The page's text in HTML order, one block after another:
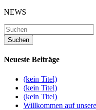
NEWS
Neueste Beiträge
(kein Titel)
(kein Titel)
(kein Titel)
Willkommen auf